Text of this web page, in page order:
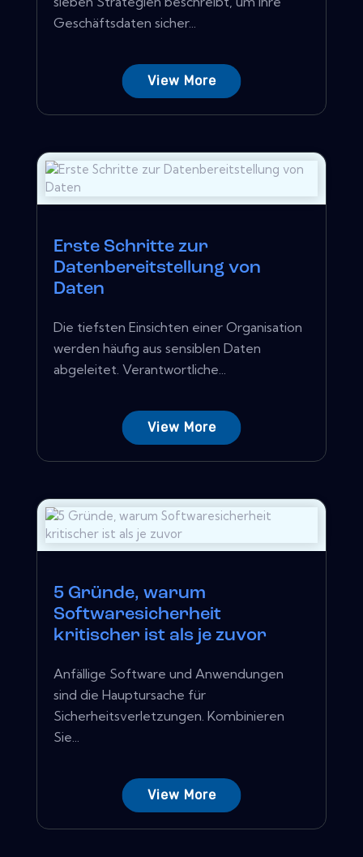
Geschäftsdaten sicher...
View More
Erste Schritte zur
Datenbereitstellung von
Daten
Die tiefsten Einsichten einer Organisation
werden häufig aus sensiblen Daten
abgeleitet. Verantwortliche...
View More
5 Gründe, warum
Softwaresicherheit
kritischer ist als je zuvor
Anfällige Software und Anwendungen
sind die Hauptursache für
Sicherheitsverletzungen. Kombinieren
Sie...
View More